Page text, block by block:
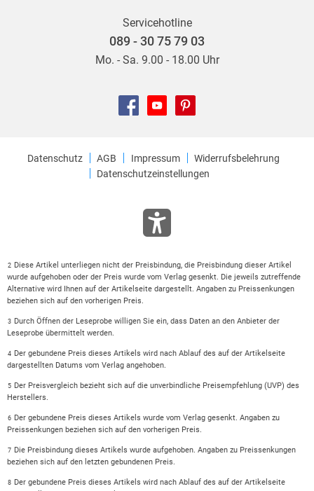
Servicehotline
089 - 30 75 79 03
Mo. - Sa. 9.00 - 18.00 Uhr
Datenschutz AGB Impressum
Widerrufsbelehrung
Datenschutzeinstellungen
2 Diese Artikel unterliegen nicht der Preisbindung, die Preisbindung dieser Artikel
wurde aufgehoben oder der Preis wurde vom Verlag gesenkt. Die jeweils zutreffende
Alternative wird Ihnen auf der Artikelseite dargestellt. Angaben zu Preissenkungen
beziehen sich auf den vorherigen Preis.
3 Durch Öffnen der Leseprobe willigen Sie ein, dass Daten an den Anbieter der
Leseprobe übermittelt werden.
4 Der gebundene Preis dieses Artikels wird nach Ablauf des auf der Artikelseite
dargestellten Datums vom Verlag angehoben.
5 Der Preisvergleich bezieht sich auf die unverbindliche Preisempfehlung (UVP) des
Herstellers.
6 Der gebundene Preis dieses Artikels wurde vom Verlag gesenkt. Angaben zu
Preissenkungen beziehen sich auf den vorherigen Preis.
7 Die Preisbindung dieses Artikels wurde aufgehoben. Angaben zu Preissenkungen
beziehen sich auf den letzten gebundenen Preis.
8 Der gebundene Preis dieses Artikels wird nach Ablauf des auf der Artikelseite